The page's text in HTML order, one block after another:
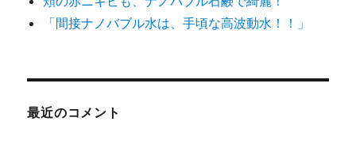
「間接ナノバブル水は、手頃な高波動水！！」
最近のコメント